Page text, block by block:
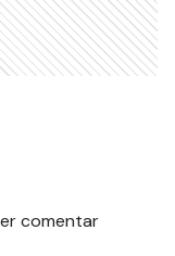
comentar